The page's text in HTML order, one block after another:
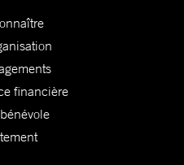
financière